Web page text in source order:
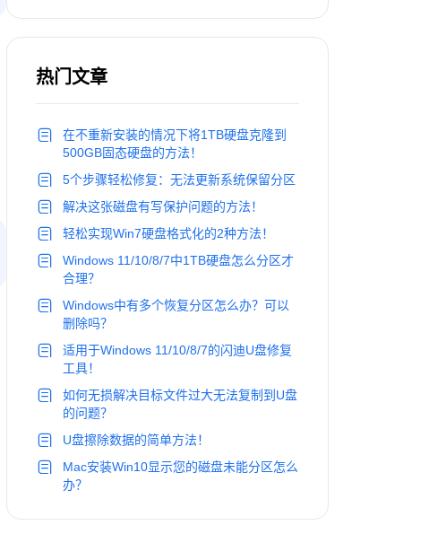
热门文章
在不重新安装的情况下将1TB硬盘克隆到
500GB固态硬盘的方法！
5个步骤轻松修复：无法更新系统保留分区
解决这张磁盘有写保护问题的方法！
轻松实现Win7硬盘格式化的2种方法！
Windows 11/10/8/7中1TB硬盘怎么分区才
合理？
Windows中有多个恢复分区怎么办？可以
删除吗？
适用于Windows 11/10/8/7的闪迪U盘修复
工具！
如何无损解决目标文件过大无法复制到U盘
的问题？
U盘擦除数据的简单方法！
Mac安装Win10显示您的磁盘未能分区怎么
办？